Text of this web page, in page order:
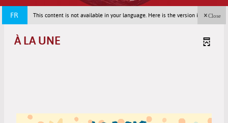
FR This content is not available in your language. Here is the version in french
(France).
Close
À LA UNE